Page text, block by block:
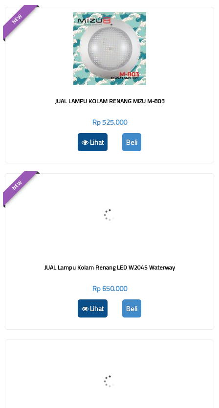
NEW
JUAL LAMPU KOLAM RENANG MIZU M-803
Rp 525.000
Lihat
Beli
NEW
JUAL Lampu Kolam Renang LED W2045 Waterway
Rp 650.000
Lihat
Beli